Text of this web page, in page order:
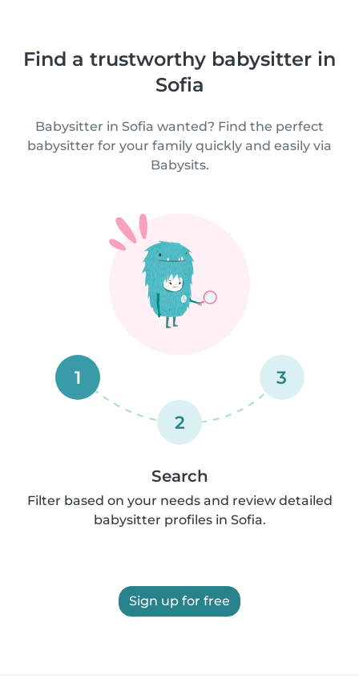
Find a trustworthy babysitter in
Sofia
Babysitter in Sofia wanted? Find the perfect
babysitter for your family quickly and easily via
Babysits.
1
2
3
Search
Filter based on your needs and review detailed
babysitter profiles in Sofia.
Sign up for free